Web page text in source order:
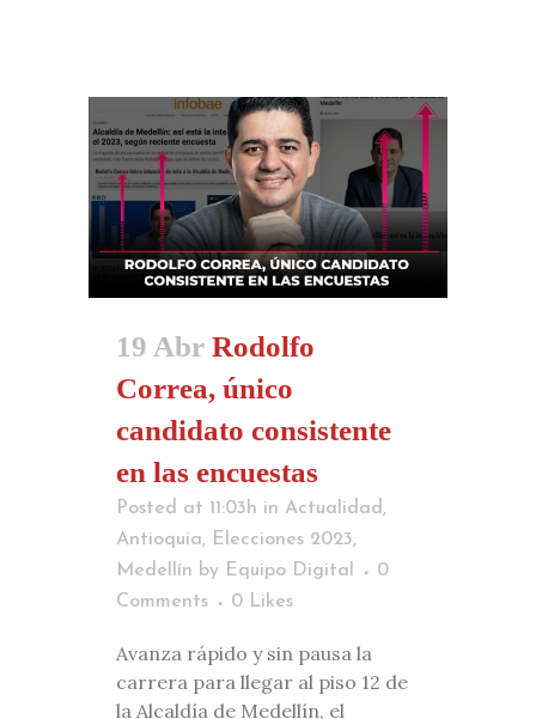
19 Abr Rodolfo
Correa, único
candidato consistente
en las encuestas
Posted at 11:03h in Actualidad,
Antioquia, Elecciones 2023,
Medellín by Equipo Digital
0
Comments
0 Likes
Avanza rápido y sin pausa la
carrera para llegar al piso 12 de
la Alcaldía de Medellín, el